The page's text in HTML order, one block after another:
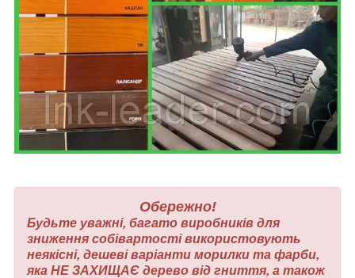
Обережно!
Будьте уважні, багато виробників для
зниження собівартості використовують
неякісні, дешеві варіанти морилки та фарби,
яка НЕ ЗАХИЩАЄ дерево від гниття, а також